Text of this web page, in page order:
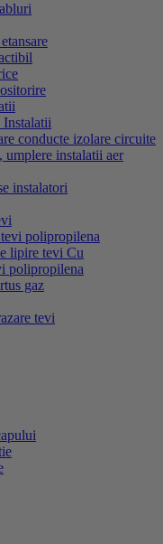
conducte izolare circuite
umplere instalatii aer
instalatori
polipropilena
lipire tevi Cu
polipropilena
gaz
tevi